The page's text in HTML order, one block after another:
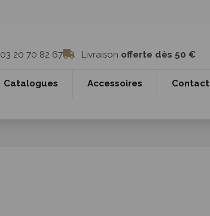
03 20 70 82 67 Livraison offerte dès 50 €
Catalogues Accessoires Contact